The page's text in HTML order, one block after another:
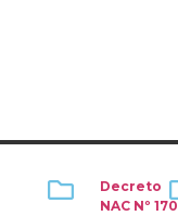
Decreto
NAC Nº 170